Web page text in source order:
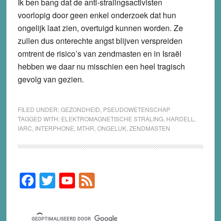
voorlopig door geen enkel onderzoek dat hun
ongelijk laat zien, overtuigd kunnen worden. Ze
zullen dus onterechte angst blijven verspreiden
omtrent de risico’s van zendmasten en in Israël
hebben we daar nu misschien een heel tragisch
gevolg van gezien.
FILED UNDER:GEZONDHEID PSEUDOWETENSCHAP
TAGGED WITH: ELEKTROMAGNETISCHE STRALING, HARDELL
IARC INTERPHONE MTHR ONGELUK, ZENDMASTEN
Primary
Sidebar
F
a
c
T
wi
tt
Y
o
u
F
e